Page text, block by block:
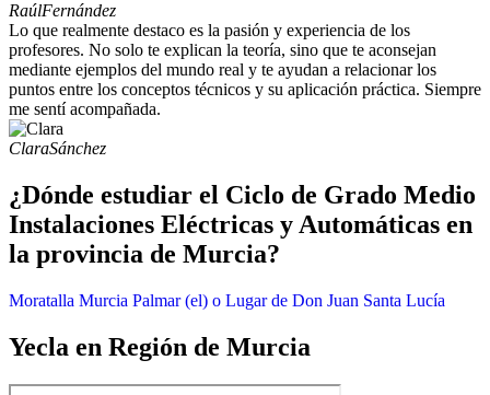
RaúlFernández
Lo que realmente destaco es la pasión y experiencia de los
profesores. No solo te explican la teoría, sino que te aconsejan
mediante ejemplos del mundo real y te ayudan a relacionar los
puntos entre los conceptos técnicos y su aplicación práctica. Siempre
me sentí acompañada.
ClaraSánchez
¿Dónde estudiar el Ciclo de Grado Medio
Instalaciones Eléctricas y Automáticas en
la provincia de Murcia?
Moratalla Murcia Palmar (el) o Lugar de Don Juan Santa Lucía
Yecla en Región de Murcia